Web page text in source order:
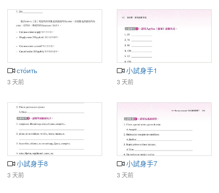
сто́ить
3 天前
小試身手1
3 天前
小試身手8
3 天前
小試身手7
3 天前